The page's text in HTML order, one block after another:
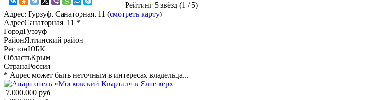
Рейтинг 5 звёзд (1 / 5)
Адрес: Гурзуф, Санаторная, 11 (смотреть карту)
АдресСанаторная, 11 *
ГородГурзуф
РайонЯлтинский район
РегионЮБК
ОбластьКрым
СтранаРоссия
* Адрес может быть неточным в интересах владельца...
7.000.000 руб